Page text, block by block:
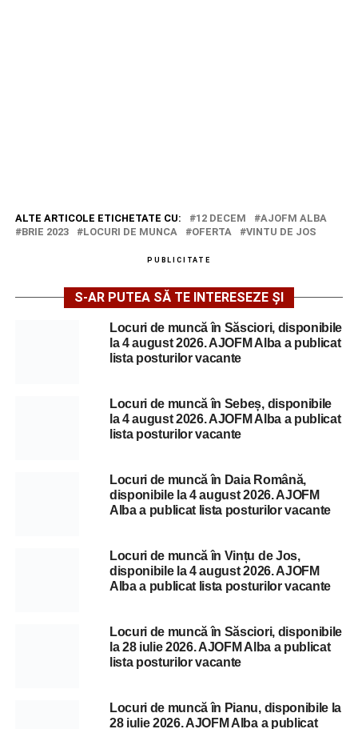
ALTE ARTICOLE ETICHETATE CU: 12 DECEM
AJOFM ALBA
BRIE 2023
LOCURI DE MUNCA OFERTA VINTU DE JOS
PUBLICITATE
S-AR PUTEA SĂ TE INTERESEZE ȘI
Locuri de muncă în Săsciori, disponibile
la 4 august 2026. AJOFM Alba a publicat
lista posturilor vacante
Locuri de muncă în Sebeș, disponibile
la 4 august 2026. AJOFM Alba a publicat
lista posturilor vacante
Locuri de muncă în Daia Română,
disponibile la 4 august 2026. AJOFM
Alba a publicat lista posturilor vacante
Locuri de muncă în Vințu de Jos,
disponibile la 4 august 2026. AJOFM
Alba a publicat lista posturilor vacante
Locuri de muncă în Săsciori, disponibile
la 28 iulie 2026. AJOFM Alba a publicat
lista posturilor vacante
Locuri de muncă în Pianu, disponibile la
28 iulie 2026. AJOFM Alba a publicat